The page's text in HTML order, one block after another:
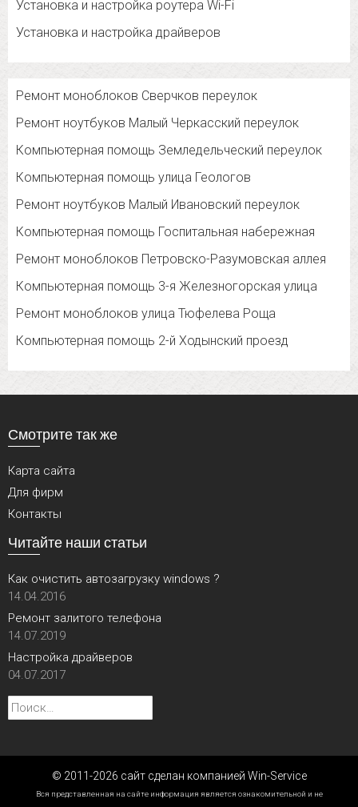
Установка и настройка роутера Wi-Fi
Установка и настройка драйверов
Ремонт моноблоков Сверчков переулок
Ремонт ноутбуков Малый Черкасский переулок
Компьютерная помощь Земледельческий переулок
Компьютерная помощь улица Геологов
Ремонт ноутбуков Малый Ивановский переулок
Компьютерная помощь Госпитальная набережная
Ремонт моноблоков Петровско-Разумовская аллея
Компьютерная помощь 3-я Железногорская улица
Ремонт моноблоков улица Тюфелева Роща
Компьютерная помощь 2-й Ходынский проезд
Смотрите так же
Карта сайта
Для фирм
Контакты
Читайте наши статьи
Как очистить автозагрузку windows ?
14.04.2016
Ремонт залитого телефона
14.07.2019
Настройка драйверов
04.07.2017
Найти:
© 2011-2026 сайт сделан компанией Win-Service
Вся представленная на сайте информация является ознакомительной и не